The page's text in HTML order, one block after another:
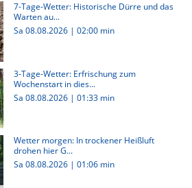
7-Tage-Wetter: Historische Dürre und das
Warten au...
Sa 08.08.2026 | 02:00 min
3-Tage-Wetter: Erfrischung zum
Wochenstart in dies...
Sa 08.08.2026 | 01:33 min
Wetter morgen: In trockener Heißluft
drohen hier G...
Sa 08.08.2026 | 01:06 min